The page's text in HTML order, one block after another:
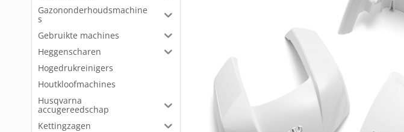
Gazononderhoudsmachine
s
Gebruikte machines
Heggenscharen
Hogedrukreinigers
Houtkloofmachines
Husqvarna
accugereedschap
Kettingzagen